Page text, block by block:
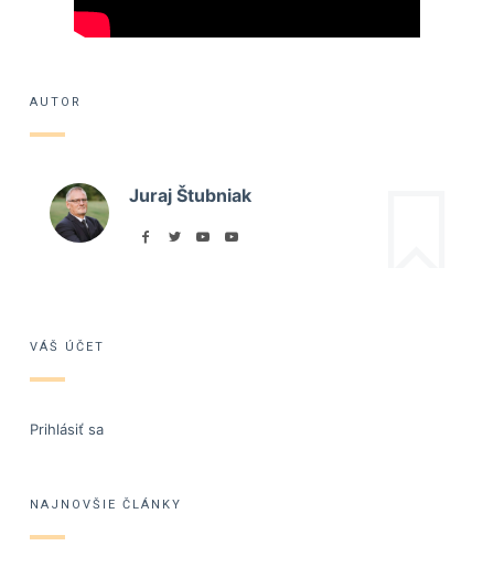
AUTOR
Juraj Štubniak
VÁŠ ÚČET
Prihlásiť sa
NAJNOVŠIE ČLÁNKY